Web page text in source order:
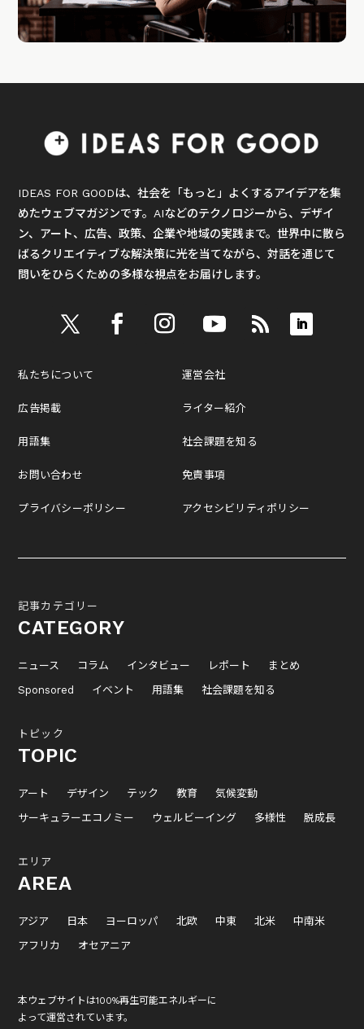
IDEAS FOR GOODは、社会を「もっと」よくするアイデアを集
めたウェブマガジンです。AIなどのテクノロジーから、デザイ
ン、アート、広告、政策、企業や地域の実践まで。世界中に散ら
ばるクリエイティブな解決策に光を当てながら、対話を通じて
問いをひらくための多様な視点をお届けします。
私たちについて
広告掲載
用語集
お問い合わせ
プライバシーポリシー
運営会社
ライター紹介
社会課題を知る
免責事項
アクセシビリティポリシー
記事カテゴリー
CATEGORY
ニュース コラム インタビュー レポート
まとめ
Sponsored
イベント 用語集 社会課題を知る
トピック
TOPIC
アート デザイン テック 教育
気候変動
サーキュラーエコノミー
ウェルビーイング 多様性 脱成長
エリア
AREA
アジア 日本 ヨーロッパ 北欧 中東 北米
中南米
アフリカ
オセアニア
本ウェブサイトは100%再生可能エネルギーに
よって運営されています。